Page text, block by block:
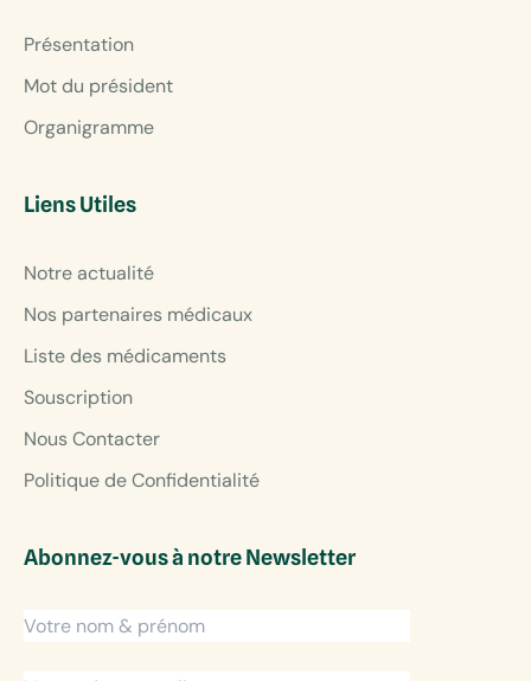
Présentation
Mot du président
Organigramme
Liens Utiles
Notre actualité
Nos partenaires médicaux
Liste des médicaments
Souscription
Nous Contacter
Politique de Confidentialité
Abonnez-vous à notre Newsletter